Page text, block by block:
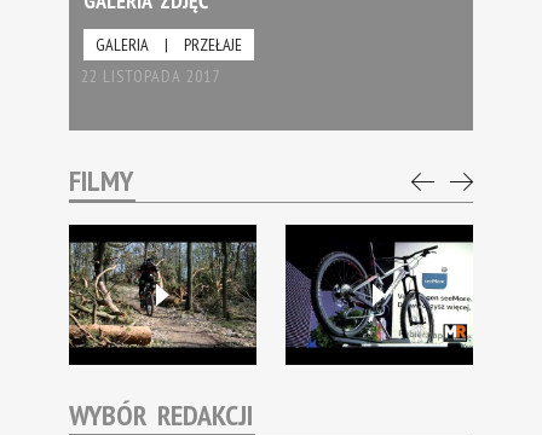
GALERIA |
PRZEŁAJE
22 LISTOPADA 2017
FILMY
WYBÓR REDAKCJI